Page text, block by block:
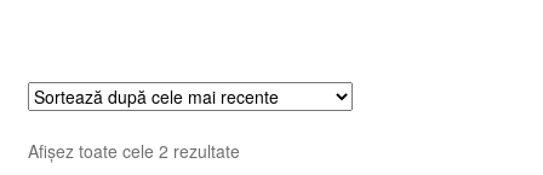
Afișez toate cele 2 rezultateSortat